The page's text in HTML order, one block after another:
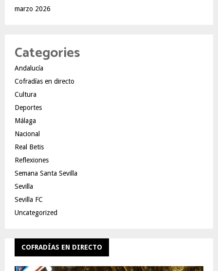
marzo 2026
Categories
Andalucía
Cofradías en directo
Cultura
Deportes
Málaga
Nacional
Real Betis
Reflexiones
Semana Santa Sevilla
Sevilla
Sevilla FC
Uncategorized
COFRADÍAS EN DIRECTO